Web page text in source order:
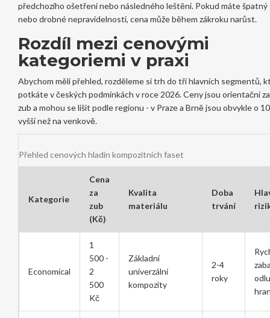
předchozího ošetření nebo následného leštění. Pokud máte špatný
nebo drobné nepravidelnosti, cena může během zákroku narůst.
Rozdíl mezi cenovými
kategoriemi v praxi
Abychom měli přehled, rozděleme si trh do tří hlavních segmentů,
potkáte v českých podmínkách v roce 2026. Ceny jsou orientační
zub a mohou se lišit podle regionu - v Praze a Brně jsou obvykle o
vyšší než na venkově.
Přehled cenových hladin kompozitních faset
Kategorie
Cena
za
zub
(Kč)
Kvalita
materiálu
Doba
trvání
Economical
1
500 -
2
500
Kč
Základní
univerzální
kompozity
2-4
roky